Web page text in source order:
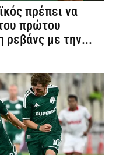
πρέπει να
πρώτου
ρεβάνς με την...